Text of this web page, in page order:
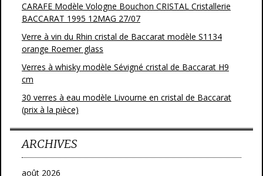
CARAFE Modèle Vologne Bouchon CRISTAL Cristallerie
BACCARAT 1995 12MAG 27/07
Verre à vin du Rhin cristal de Baccarat modèle S1134
orange Roemer glass
Verres à whisky modèle Sévigné cristal de Baccarat H9
cm
30 verres à eau modèle Livourne en cristal de Baccarat
(prix à la pièce)
ARCHIVES
août 2026